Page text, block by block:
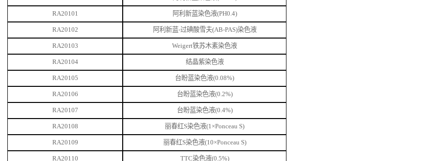
RA20101 阿利新蓝染色液(PH0.4)
RA20102 阿利新蓝-过碘酸雪夫(AB-PAS)染色液
RA20103 Weigert铁苏木素染色液
RA20104 结晶紫染色液
RA20105 台盼蓝染色液(0.08%)
RA20106 台盼蓝染色液(0.2%)
RA20107 台盼蓝染色液(0.4%)
RA20108 丽春红S染色液(1×Ponceau S)
RA20109 丽春红S染色液(10×Ponceau S)
RA20110 TTC染色液(0.5%)